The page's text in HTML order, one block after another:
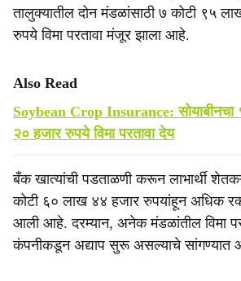
तालुक्यातील दोन मंडळांसाठी ७ कोटी ९५
रुपये विमा परतावा मंजूर झाला आहे.
Also Read
Soybean Crop Insurance:
२० हजार रुपये विमा परतावा देय
बँक खात्यांची पडताळणी करून लाभार्थी
कोटी ६० लाख ४४ हजार रुपयांहून अधिक
आली आहे. दरम्यान, अनेक मंडळांतील विमा
कंपनीकडून अद्याप सुरू असल्याचे सांगण्यात